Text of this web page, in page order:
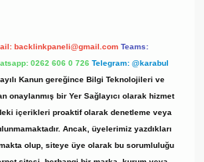
backlinkpaneli@gmail.com Teams:
0262 606 0 726 Telegram: @karabul
Kanun gereğince Bilgi Teknolojileri ve
onaylanmış bir Yer Sağlayıcı olarak hizmet
içerikleri proaktif olarak denetleme veya
Ancak, üyelerimiz yazdıkları
olup, siteye üye olarak bu sorumluluğu